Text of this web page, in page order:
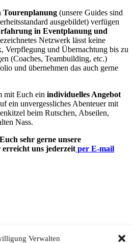
Verwalten
Tourenplanung (unsere Guides sind
ausgebildet) verfügen
in Eventplanung und
Netzwerk lässt keine
Verpflegung und Übernachtung bis zu
(Coaches, Teambuilding, etc.)
und übernehmen das auch gerne
mit Euch ein individuelles Angebot
ein unvergessliches Abenteuer mit
beim Rutschen, Abseilen,
Nass.
sehr gerne unsere
uns jederzeit per E-mail